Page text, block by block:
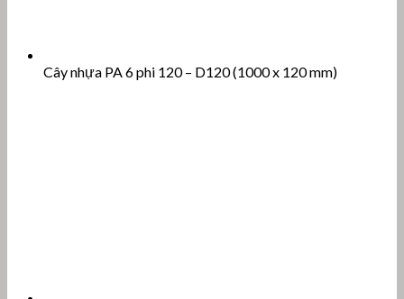
Cây nhựa PA 6 phi 120 – D120 (1000 x 120 mm)